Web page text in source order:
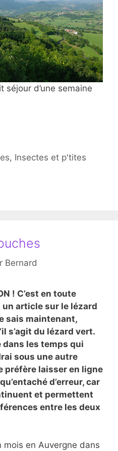
séjour d’une semaine
, Insectes et p'tites
Bernard
! C’est en toute
un article sur le lézard
sais maintenant,
s’agit du lézard vert.
dans les temps qui
sous une autre
préfère laisser en ligne
d’erreur, car
et permettent
entre les deux
mois en Auvergne dans